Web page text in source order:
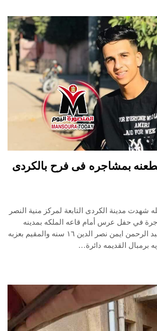
بمشاجره فى فرح بالكردى
شهدت مدينة الكردى التابعة لمركز منية النصر
في حفل عرس أمام قاعه الملكه بمدينه
الكرديادي لاصابه/ عبد الرحمن ايمن نصر الدين ١٦ سنه والمقيم بعزبه
برمبال القديمه دائرة…